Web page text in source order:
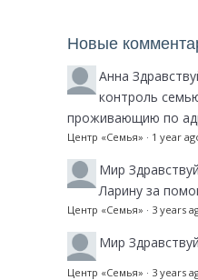
Новые
Анна
контроль
проживающию по
Центр «Семья» · 1 year
Мир
Ларину за
Центр «Семья» · 3 years
Мир
Центр «Семья» · 3 years